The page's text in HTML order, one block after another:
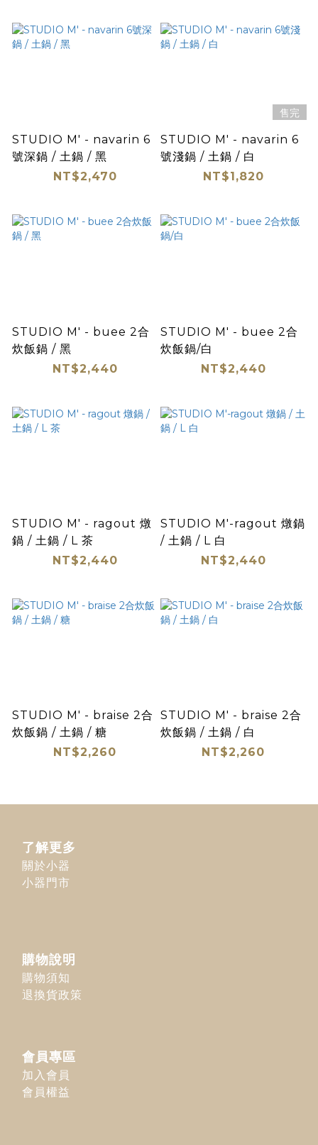
STUDIO M' - navarin 6
號深鍋 / 土鍋 / 黑
NT$2,470
售完
STUDIO M' - navarin 6
號淺鍋 / 土鍋 / 白
NT$1,820
STUDIO M' - buee 2合
炊飯鍋 / 黑
NT$2,440
STUDIO M' - buee 2合
炊飯鍋/白
NT$2,440
STUDIO M' - ragout 燉
鍋 / 土鍋 / L 茶
NT$2,440
STUDIO M'-ragout 燉鍋
/ 土鍋 / L 白
NT$2,440
STUDIO M' - braise 2合
炊飯鍋 / 土鍋 / 糖
NT$2,260
STUDIO M' - braise 2合
炊飯鍋 / 土鍋 / 白
NT$2,260
了解更多
關於小器
小器門市
購物說明
購物須知
退換貨政策
會員專區
加入會員
會員權益